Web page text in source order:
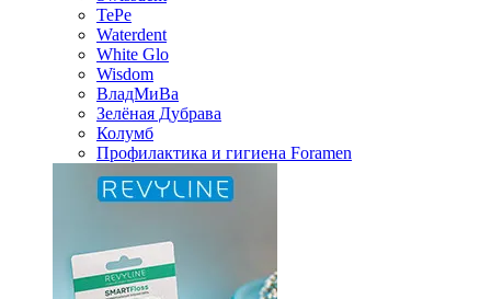
TePe
Waterdent
White Glo
Wisdom
ВладМиВа
Зелёная Дубрава
Колумб
Профилактика и гигиена Foramen